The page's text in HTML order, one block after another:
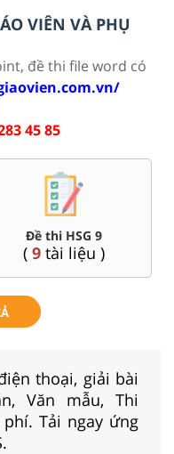
VIÊN VÀ PHỤ
đề thi file word có
45 85
Đề thi HSG 9
( 9tài liệu )
thoại, giải bài
Văn mẫu, Thi
Tải ngay ứng